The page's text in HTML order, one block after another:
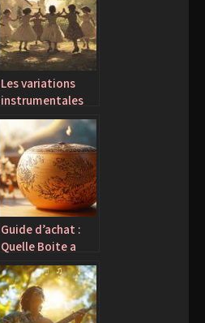
Les variations
instrumentales
autour des
Paroles de
Dansons la
Capucine : Une
Comptine
Traditionnelle
Française
Intemporelle
Guide d’achat :
Quelle Boite a
Musique Tapion
DBZ choisir pour
votre collection ?